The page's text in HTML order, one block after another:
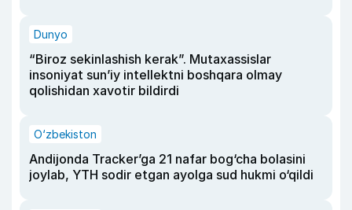
Dunyo
“Biroz sekinlashish kerak”. Mutaxassislar
insoniyat sun’iy intellektni boshqara olmay
qolishidan xavotir bildirdi
O‘zbekiston
Andijonda Tracker’ga 21 nafar bog‘cha bolasini
joylab, YTH sodir etgan ayolga sud hukmi o‘qildi